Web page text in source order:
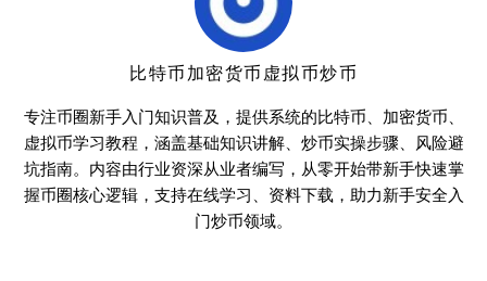
比特币加密货币虚拟币炒币
专注币圈新手入门知识普及，提供系统的比特币、加密货币、
虚拟币学习教程，涵盖基础知识讲解、炒币实操步骤、风险避
坑指南。内容由行业资深从业者编写，从零开始带新手快速掌
握币圈核心逻辑，支持在线学习、资料下载，助力新手安全入
门炒币领域。